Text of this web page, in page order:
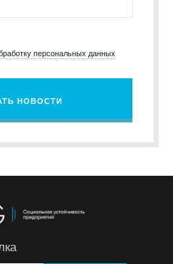
персональных данных
НОВОСТИ